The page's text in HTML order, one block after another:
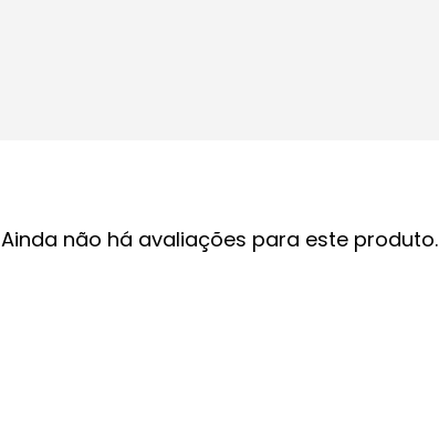
Ainda não há avaliações para este produto.